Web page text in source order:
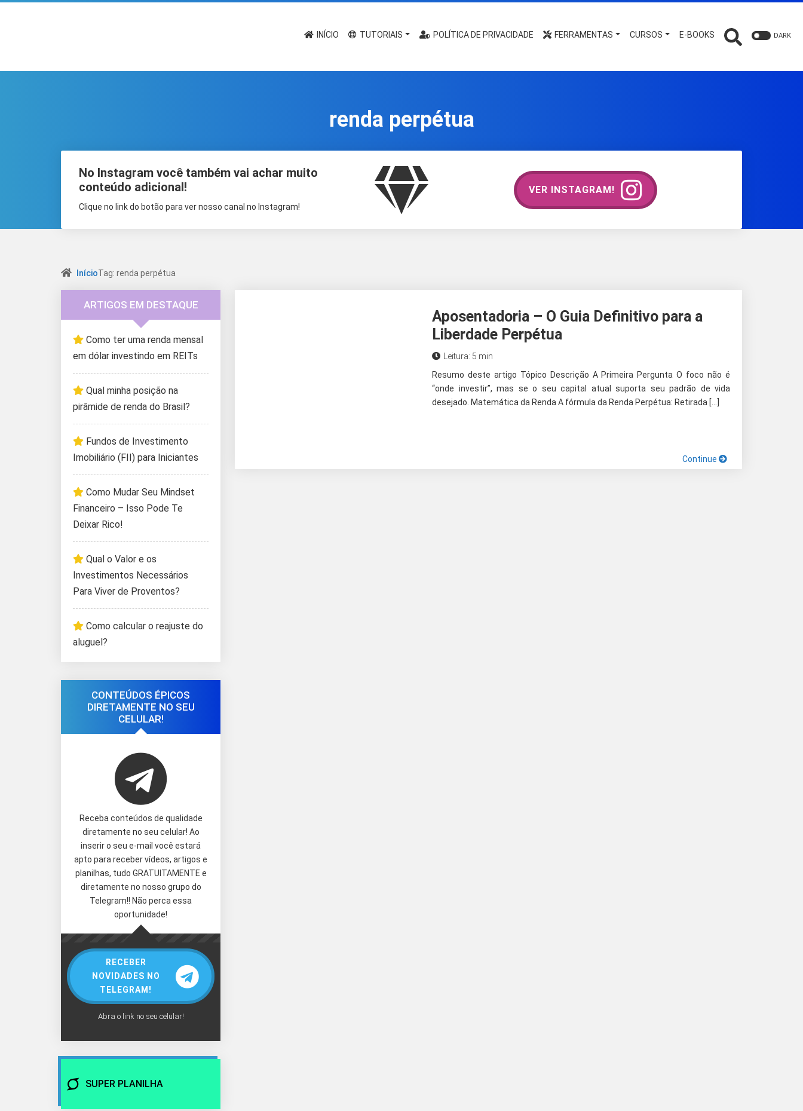
INÍCIO TUTORIAIS POLÍTICA DE PRIVACIDADE FERRAMENTAS CURSOS E-BOOKS DARK
renda perpétua
No Instagram você também vai achar muito
conteúdo adicional!
Clique no link do botão para ver nosso canal no Instagram!
VER INSTAGRAM!
InícioTag: renda perpétua
Aposentadoria – O Guia Definitivo para a
Liberdade Perpétua
Leitura: 5 min
Resumo deste artigo Tópico Descrição A Primeira Pergunta O foco não é
“onde investir”, mas se o seu capital atual suporta seu padrão de vida
desejado. Matemática da Renda A fórmula da Renda Perpétua: Retirada […]
Continue
ARTIGOS EM DESTAQUE
Como ter uma renda mensal
em dólar investindo em REITs
Qual minha posição na
pirâmide de renda do Brasil?
Fundos de Investimento
Imobiliário (FII) para Iniciantes
Como Mudar Seu Mindset
Financeiro – Isso Pode Te
Deixar Rico!
Qual o Valor e os
Investimentos Necessários
Para Viver de Proventos?
Como calcular o reajuste do
aluguel?
CONTEÚDOS ÉPICOS
DIRETAMENTE NO SEU
CELULAR!
Receba conteúdos de qualidade
diretamente no seu celular! Ao
inserir o seu e-mail você estará
apto para receber vídeos, artigos e
planilhas, tudo GRATUITAMENTE e
diretamente no nosso grupo do
Telegram!! Não perca essa
oportunidade!
RECEBER
NOVIDADES NO
TELEGRAM!
Abra o link no seu celular!
SUPER PLANILHA